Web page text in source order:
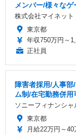
メンバー/様々な
株式会社マイネット
東京都
年収750万円～
正社員
障害者採用/人事
ム制/在宅勤務併用
ソニーフィナンシ
東京都
月給22万円～40